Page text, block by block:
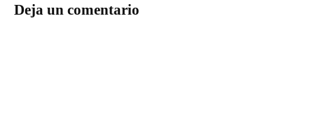
Deja un comentario